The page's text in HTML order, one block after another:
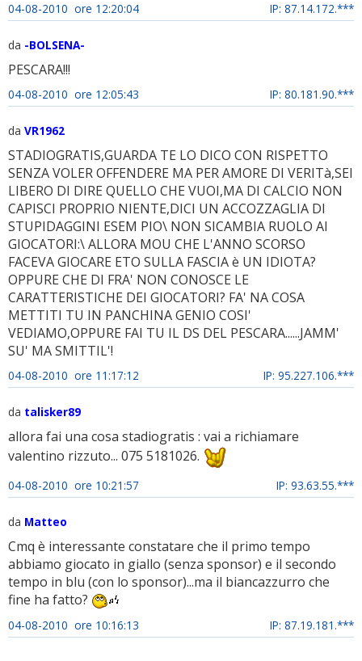
04-08-2010 ore 12:20:04 IP: 87.14.172.***
da -BOLSENA-
PESCARA!!!
04-08-2010 ore 12:05:43 IP: 80.181.90.***
da VR1962
STADIOGRATIS,GUARDA TE LO DICO CON RISPETTO
SENZA VOLER OFFENDERE MA PER AMORE DI VERITà,SEI
LIBERO DI DIRE QUELLO CHE VUOI,MA DI CALCIO NON
CAPISCI PROPRIO NIENTE,DICI UN ACCOZZAGLIA DI
STUPIDAGGINI ESEM PIO\ NON SICAMBIA RUOLO AI
GIOCATORI:\ ALLORA MOU CHE L'ANNO SCORSO
FACEVA GIOCARE ETO SULLA FASCIA è UN IDIOTA?
OPPURE CHE DI FRA' NON CONOSCE LE
CARATTERISTICHE DEI GIOCATORI? FA' NA COSA
METTITI TU IN PANCHINA GENIO COSI'
VEDIAMO,OPPURE FAI TU IL DS DEL PESCARA......JAMM'
SU' MA SMITTIL'!
04-08-2010 ore 11:17:12 IP: 95.227.106.***
da talisker89
allora fai una cosa stadiogratis : vai a richiamare
valentino rizzuto... 075 5181026.
04-08-2010 ore 10:21:57 IP: 93.63.55.***
da Matteo
Cmq è interessante constatare che il primo tempo
abbiamo giocato in giallo (senza sponsor) e il secondo
tempo in blu (con lo sponsor)...ma il biancazzurro che
fine ha fatto?
04-08-2010 ore 10:16:13 IP: 87.19.181.***